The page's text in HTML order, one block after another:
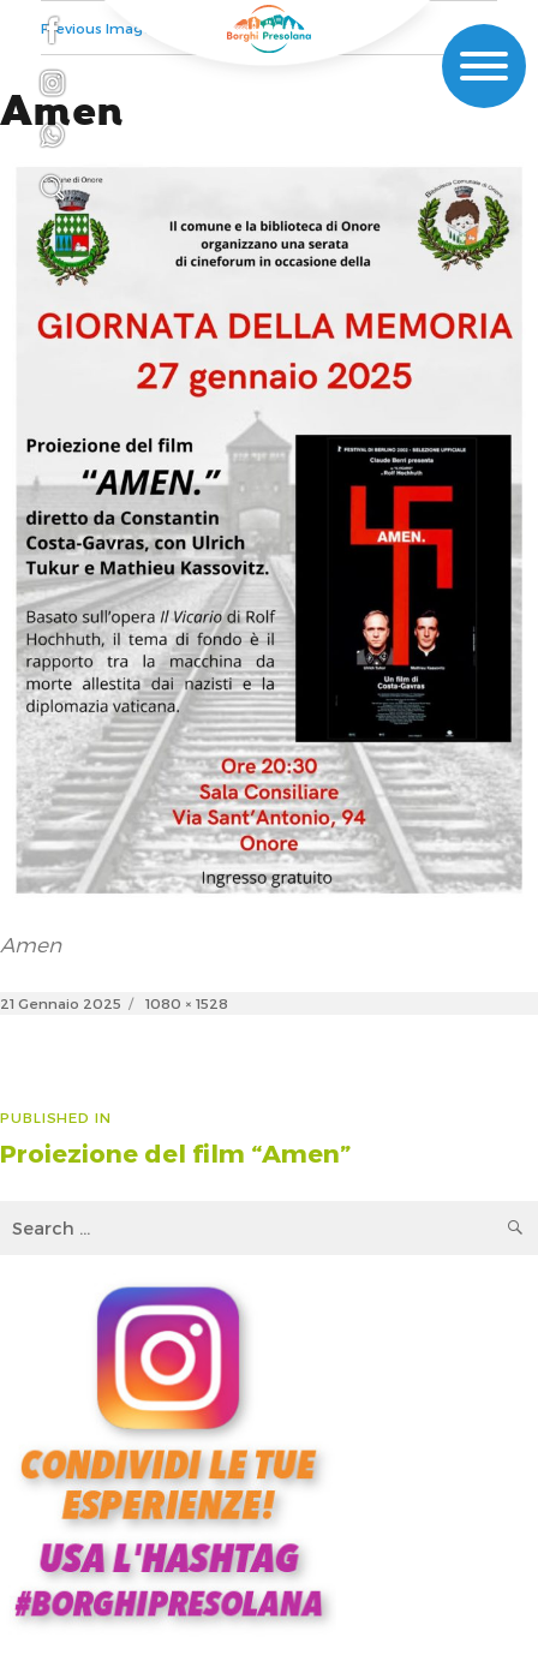
Previous Image
Amen
Amen
Posted
21 Gennaio 2025
Full
1080 × 1528
Navigazione
articoli
PUBLISHED IN
Proiezione del film “Amen”